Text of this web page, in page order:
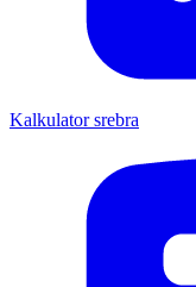
Kalkulator srebra